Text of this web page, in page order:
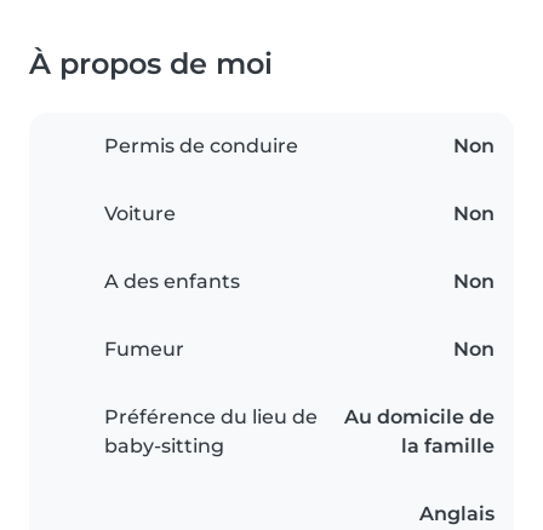
À propos de moi
Permis de conduire Non
Voiture Non
A des enfants Non
Fumeur Non
Préférence du lieu de
baby-sitting
Au domicile de
la famille
Anglais